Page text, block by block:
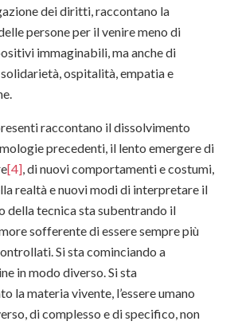
dei diritti, raccontano la
persone per il venire meno di
immaginabili, ma anche di
ospitalità, empatia e
raccontano il dissolvimento
precedenti, il lento emergere di
[4] , di nuovi comportamenti e costumi,
realtà e nuovi modi di interpretare il
della tecnica sta subentrando il
sofferente di essere sempre più
Si sta cominciando a
in modo diverso. Si sta
la materia vivente, l’essere umano
di complesso e di specifico, non